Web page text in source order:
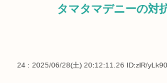
タマタマデニーの対
24 : 2025/06/28(土) 20:12:11.26 ID:zlR/yLk90